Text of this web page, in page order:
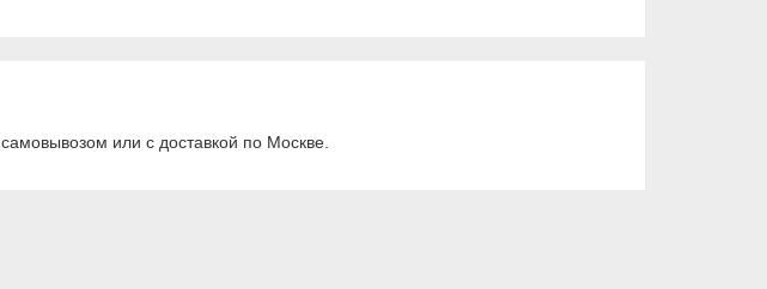
самовывозом или с доставкой по Москве.